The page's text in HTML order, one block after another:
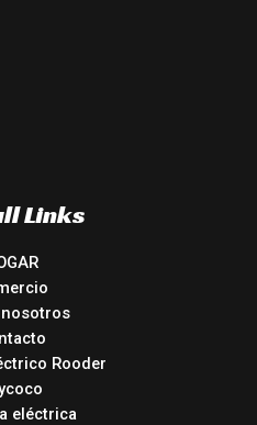
Links
Rooder
eléctrica